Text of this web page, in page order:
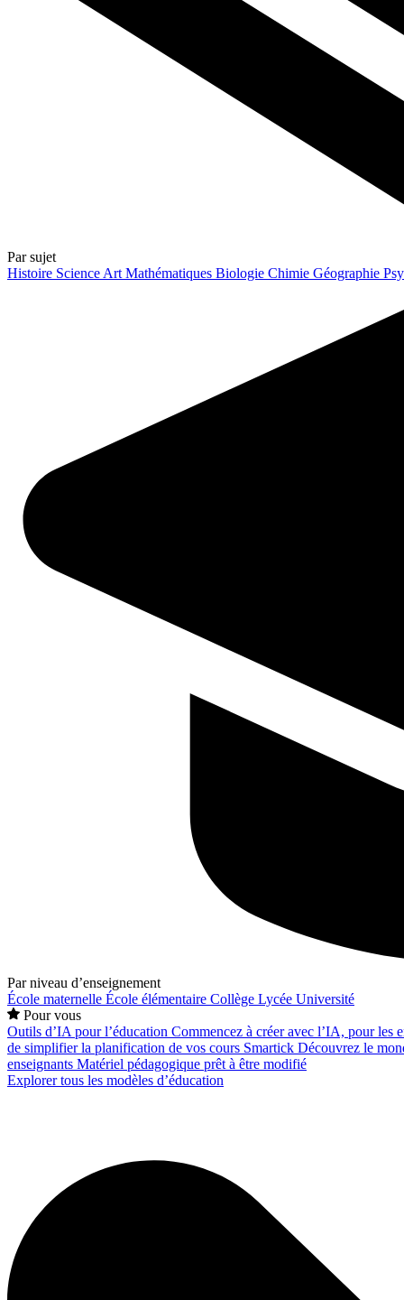
Par sujet
Histoire Science Art Mathématiques Biologie Chimie Géographie
Par niveau d’enseignement
École maternelle École élémentaire Collège Lycée Université
Pour vous
Outils d’IA pour l’éducation Commencez à créer avec l’IA, pour les
de simplifier la planification de vos cours Smartick Découvrez le
enseignants Matériel pédagogique prêt à être modifié
Explorer tous les modèles d’éducation